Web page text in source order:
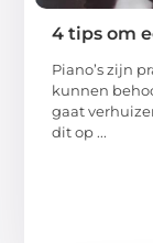
4 tips om
Piano’s zijn
kunnen
gaat
dit op ...